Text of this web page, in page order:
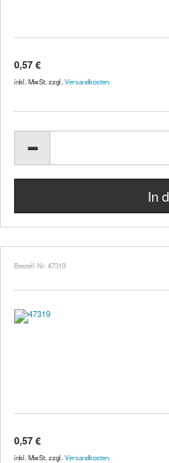
0,57 €
inkl. MwSt. zzgl. Versandkosten
Bestell-Nr. 47319
0,57 €
inkl. MwSt. zzgl. Versandkosten